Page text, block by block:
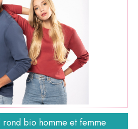
rond bio homme et femme